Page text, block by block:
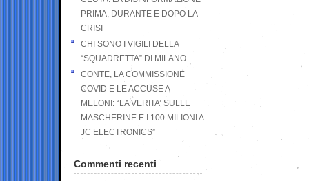
PRIMA, DURANTE E DOPO LA
CRISI
CHI SONO I VIGILI DELLA
“SQUADRETTA” DI MILANO
CONTE, LA COMMISSIONE
COVID E LE ACCUSE A
MELONI: “LA VERITA’ SULLE
MASCHERINE E I 100 MILIONI A
JC ELECTRONICS”
Commenti recenti